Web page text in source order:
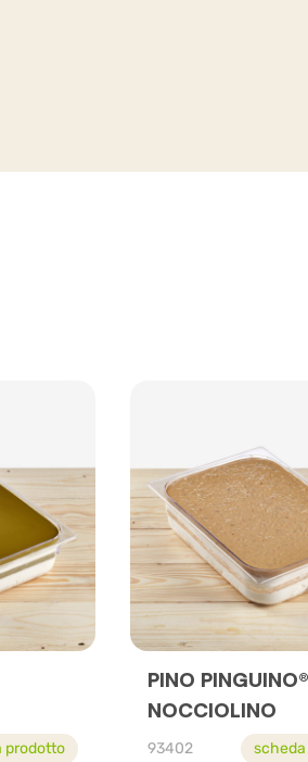
prodotto
PINO PINGUINO®
NOCCIOLINO
93402